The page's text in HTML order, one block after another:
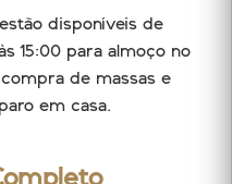
disponíveis de
15:00 para almoço no
compra de massas e
em casa.